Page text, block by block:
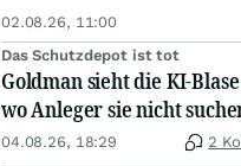
02.08.26, 11:00
Das Schutzdepot ist tot
Goldman sieht die KI-
wo Anleger sie nicht
04.08.26, 18:29 2